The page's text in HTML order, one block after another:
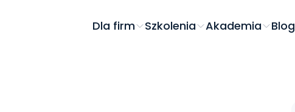
Dla firm Szkolenia Akademia Blog